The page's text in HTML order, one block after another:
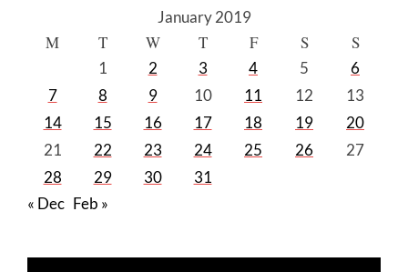
January 2019
M T W T F S S
1 2 3 4 5
6
7
8 9 10 11 12
13
14
15 16 17 18 19
20
21
22 23 24 25 26
27
28
29 30
31
« Dec Feb »